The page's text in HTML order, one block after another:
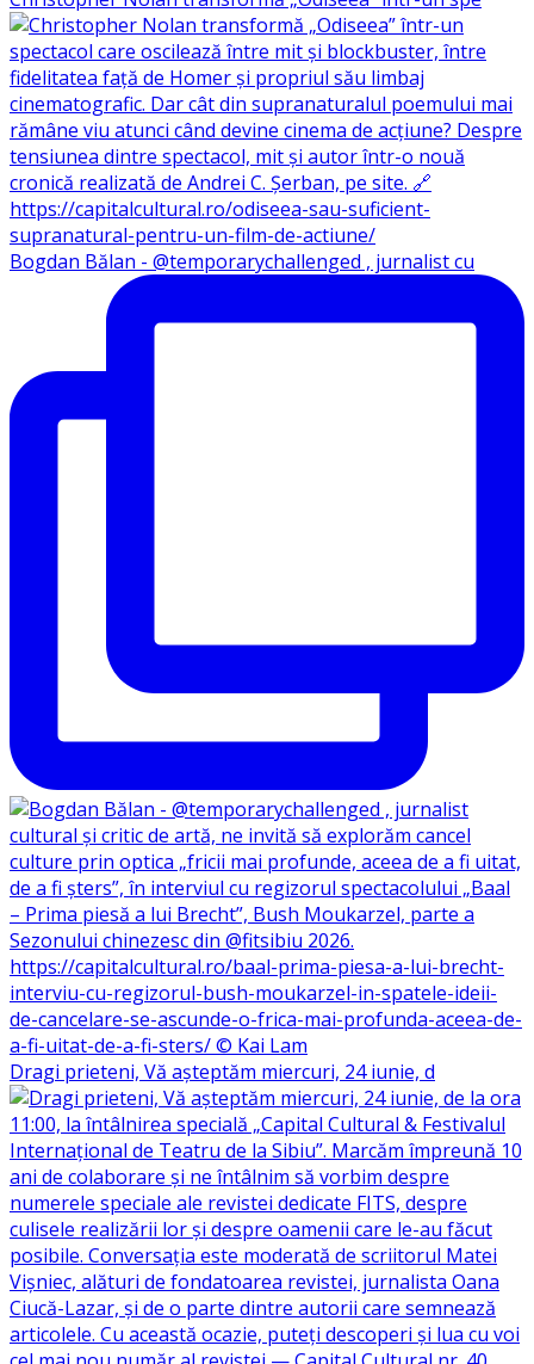
Bogdan Bălan - @temporarychallenged , jurnalist cu
Dragi prieteni, Vă așteptăm miercuri, 24 iunie, d